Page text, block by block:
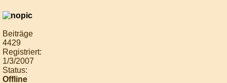
Beiträge
4429
Registriert:
1/3/2007
Status:
Offline